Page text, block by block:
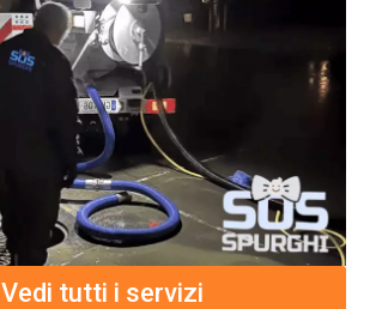
Vedi tutti i servizi